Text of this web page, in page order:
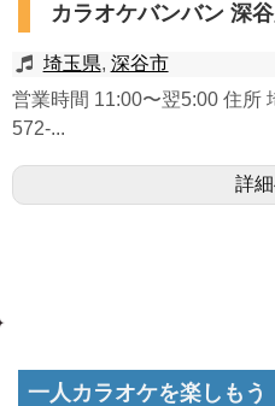
カラオケバンバン 深
埼玉県, 深谷市
営業時間 11:00〜翌5:00 住所
572-...
詳
一人カラオケを楽しもう